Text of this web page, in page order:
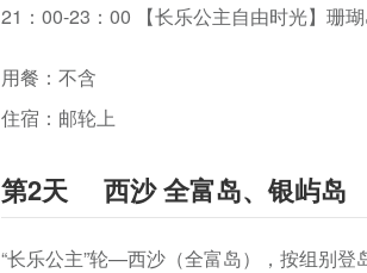
21：00-23：00 【长乐公主自由时光】珊
用餐：不含
住宿：邮轮上
第2天 西沙 全富岛、银屿岛
“长乐公主”轮—西沙（全富岛），按组别登